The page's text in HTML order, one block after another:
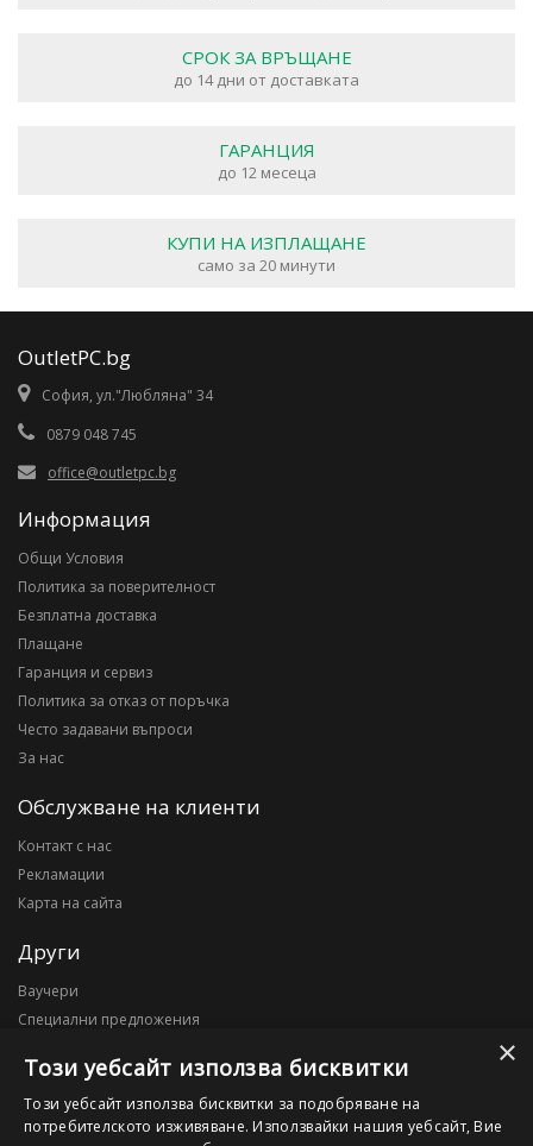
СРОК ЗА ВРЪЩАНЕ
до 14 дни от доставката
ГАРАНЦИЯ
до 12 месеца
КУПИ НА ИЗПЛАЩАНЕ
само за 20 минути
OutletPC.bg
София, ул."Любляна" 34
0879 048 745
office@outletpc.bg
Информация
Общи Условия
Политика за поверителност
Безплатна доставка
Плащане
Гаранция и сервиз
Политика за отказ от поръчка
Често задавани въпроси
За нас
Обслужване на клиенти
Контакт с нас
Рекламации
Карта на сайта
Други
Ваучери
Специални предложения
Моят профил
Моят профил
×
Този уебсайт използва бисквитки
Този уебсайт използва бисквитки за подобряване на
потребителското изживяване. Използвайки нашия уебсайт, Вие